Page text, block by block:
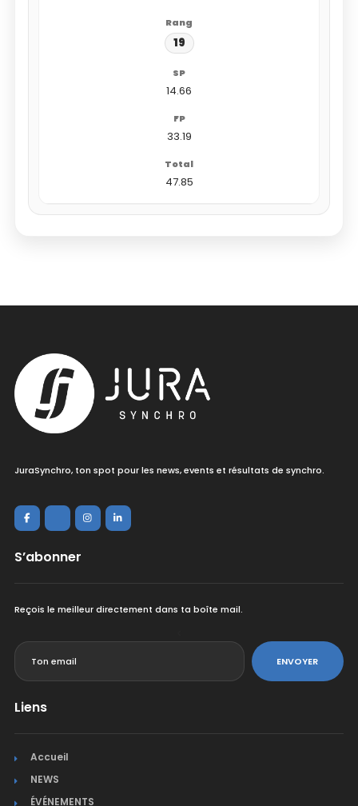
19
14.66
33.19
47.85
JuraSynchro, ton spot pour les news, events et résultats de synchro.
S’abonner
Reçois le meilleur directement dans ta boîte mail.
ENVOYER
Liens
Accueil
NEWS
ÉVÉNEMENTS